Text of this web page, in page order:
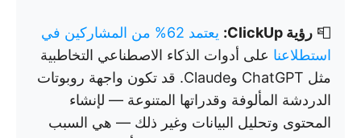
📮 رؤية ClickUp:
يعتمد 62% من المشاركين في
استطلاعنا على أدوات الذكاء الاصطناعي التخاطبية
مثل ChatGPT وClaude. قد تكون واجهة روبوتات
الدردشة المألوفة وقدراتها المتنوعة — لإنشاء
المحتوى وتحليل البيانات وغير ذلك — هي السبب